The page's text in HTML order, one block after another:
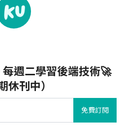
週二學習後端技術🚀
休刊中）
免費訂閱